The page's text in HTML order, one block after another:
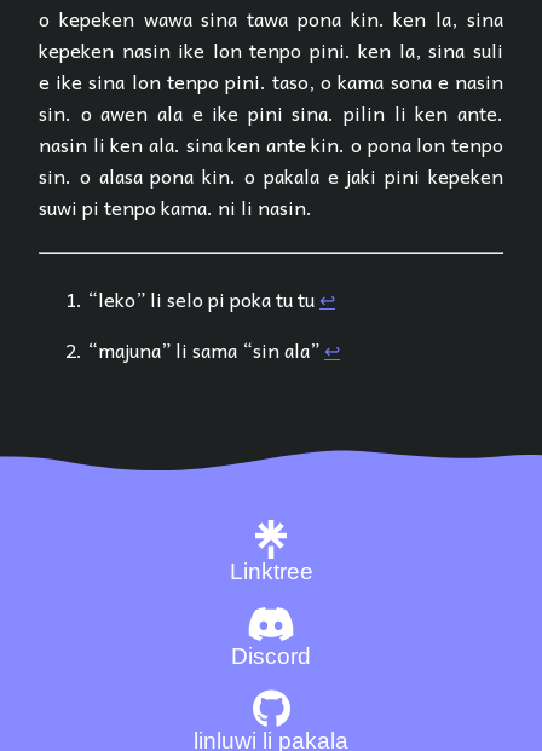
o kepeken wawa sina tawa pona kin. ken la, sina
kepeken nasin ike lon tenpo pini. ken la, sina suli
e ike sina lon tenpo pini. taso, o kama sona e nasin
sin. o awen ala e ike pini sina. pilin li ken ante.
nasin li ken ala. sina ken ante kin. o pona lon tenpo
sin. o alasa pona kin. o pakala e jaki pini kepeken
suwi pi tenpo kama. ni li nasin.
“leko” li selo pi poka tu tu↩︎
“majuna” li sama “sin ala”↩︎
Discord
Linktree
linluwi li pakala